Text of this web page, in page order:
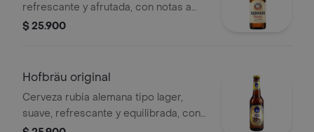
refrescante y afrutada, con notas a
plátano y clavo. espuma abundante y
$ 25.900
Hofbräu original
Cerveza rubia alemana tipo lager,
suave, refrescante y equilibrada, con